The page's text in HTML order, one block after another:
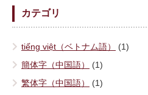
カテゴリ
tiếng việt（ベトナム語）
(1)
簡体字（中国語）
(1)
繁体字（中国語）
(1)